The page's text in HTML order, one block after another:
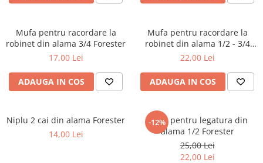
Mufa pentru racordare la
robinet din alama 3/4 Forester
17,00 Lei
ADAUGA IN COS
Mufa pentru racordare la
robinet din alama 1/2 - 3/4
Forester
22,00 Lei
ADAUGA IN COS
Niplu 2 cai din alama Forester
14,00 Lei
-12%
Mufa pentru legatura din
alama 1/2 Forester
25,00 Lei
22,00 Lei